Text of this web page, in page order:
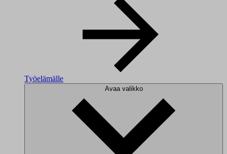
Työelämälle
Avaa valikko